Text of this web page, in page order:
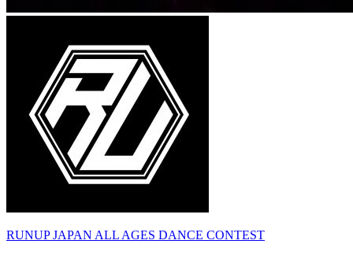
RUNUP JAPAN ALL AGES DANCE CONTEST